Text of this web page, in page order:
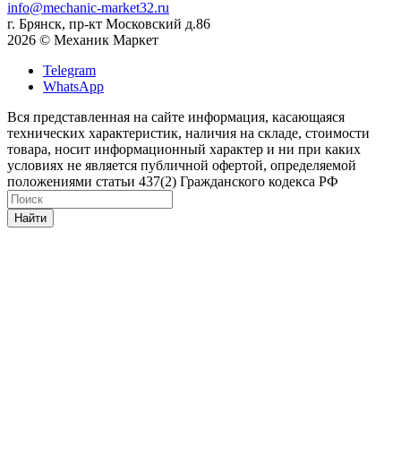
info@mechanic-market32.ru
г. Брянск, пр-кт Московский д.86
2026 © Механик Маркет
Telegram
WhatsApp
Вся представленная на сайте информация, касающаяся
технических характеристик, наличия на складе, стоимости
товара, носит информационный характер и ни при каких
условиях не является публичной офертой, определяемой
положениями статьи 437(2) Гражданского кодекса РФ
Найти